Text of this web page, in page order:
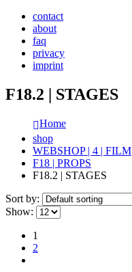
contact
about
faq
privacy
imprint
F18.2 | STAGES
Home
shop
WEBSHOP | 4 | FILM
F18 | PROPS
F18.2 | STAGES
Sort by:
Show:
1
2